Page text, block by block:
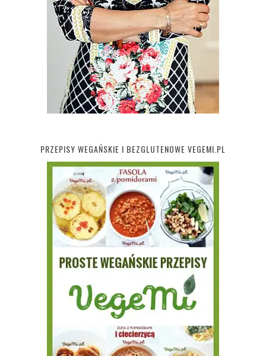
PRZEPISY WEGAŃSKIE I BEZGLUTENOWE VEGEMI.PL